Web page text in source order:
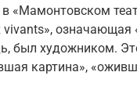
«Мамонтовском
vivants»,
был художником.
картина»,